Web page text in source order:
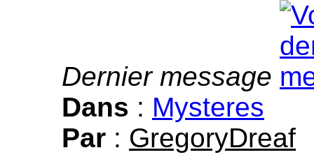
Dernier message
Dans : Mysteres
Par : GregoryDreaf